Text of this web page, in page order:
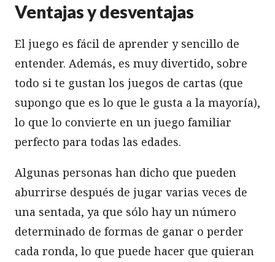
Ventajas y desventajas
El juego es fácil de aprender y sencillo de
entender. Además, es muy divertido, sobre
todo si te gustan los juegos de cartas (que
supongo que es lo que le gusta a la mayoría),
lo que lo convierte en un juego familiar
perfecto para todas las edades.
Algunas personas han dicho que pueden
aburrirse después de jugar varias veces de
una sentada, ya que sólo hay un número
determinado de formas de ganar o perder
cada ronda, lo que puede hacer que quieran